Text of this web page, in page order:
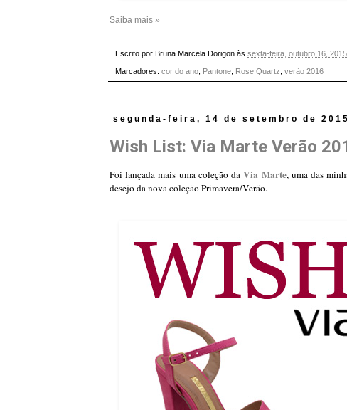
Saiba mais »
Escrito por Bruna Marcela Dorigon às sexta-feira, outubro 16, 2015
Marcadores: cor do ano Pantone Rose Quartz verão 2016
segunda-feira, 14 de setembro de 2015
Wish List: Via Marte Verão
Foi lançada mais uma coleção daVia Marte, uma das
desejo da nova coleção Primavera/Verão.